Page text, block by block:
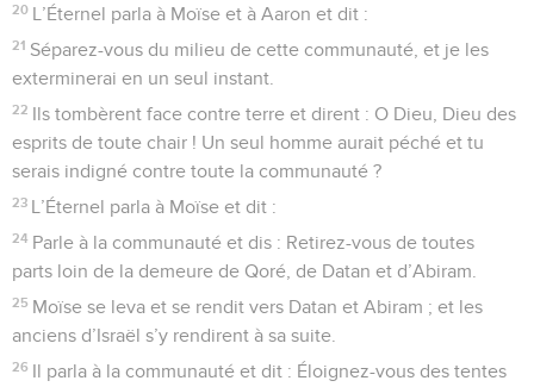
20 L’Éternel parla à Moïse et à Aaron et dit :
21 Séparez-vous du milieu de cette communauté, et je les
exterminerai en un seul instant.
22 Ils tombèrent face contre terre et dirent : O Dieu, Dieu des
esprits de toute chair ! Un seul homme aurait péché et tu
serais indigné contre toute la communauté ?
23 L’Éternel parla à Moïse et dit :
24 Parle à la communauté et dis : Retirez-vous de toutes
parts loin de la demeure de Qoré, de Datan et d’Abiram.
25 Moïse se leva et se rendit vers Datan et Abiram ; et les
anciens d’Israël s’y rendirent à sa suite.
26 Il parla à la communauté et dit : Éloignez-vous des tentes